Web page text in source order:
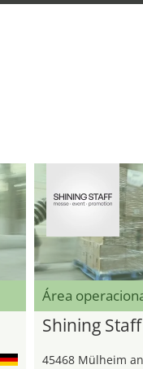
Área
Shining Staff
45468 Mülheim